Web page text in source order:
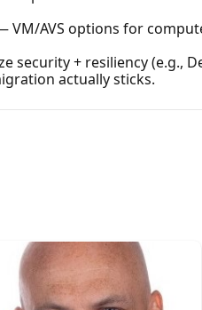
AVS options for
security + resiliency (e.g.,
actually sticks.